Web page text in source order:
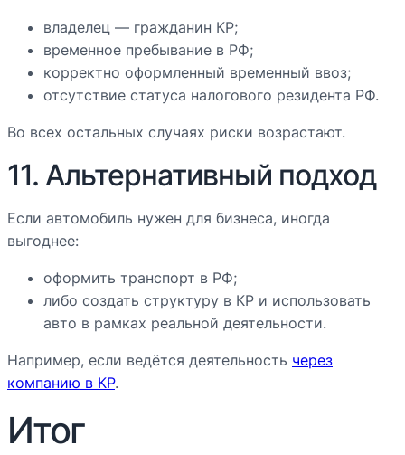
владелец — гражданин КР;
временное пребывание в РФ;
корректно оформленный временный ввоз;
отсутствие статуса налогового резидента РФ.
Во всех остальных случаях риски возрастают.
11. Альтернативный подход
Если автомобиль нужен для бизнеса, иногда
выгоднее:
оформить транспорт в РФ;
либо создать структуру в КР и использовать
авто в рамках реальной деятельности.
Например, если ведётся деятельность через
компанию в КР.
Итог